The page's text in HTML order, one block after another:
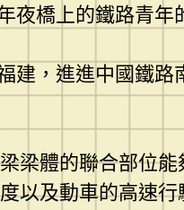
夜橋上的鐵路青年
建，進進中國鐵
梁體的聯合部位
以及動車的高速